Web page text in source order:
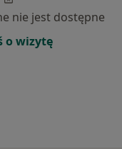
nie jest dostępne
o wizytę